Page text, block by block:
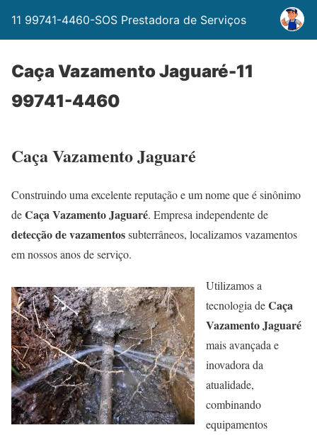
11 99741-4460-SOS Prestadora de Serviços
Caça Vazamento Jaguaré-11
99741-4460
Caça Vazamento Jaguaré
Construindo uma excelente reputação e um nome que é sinônimo
deCaça Vazamento Jaguaré. Empresa independente de
detecção de vazamentossubterrâneos, localizamos vazamentos
em nossos anos de serviço.
Utilizamos a
tecnologia deCaça
Vazamento Jaguaré
mais avançada e
inovadora da
atualidade,
combinando
equipamentos